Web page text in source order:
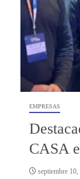
EMPRESAS
CASA
septiembre